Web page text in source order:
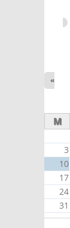
«
M
3
10
17
24
31